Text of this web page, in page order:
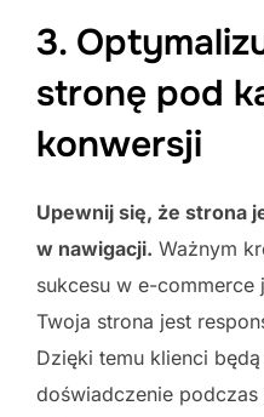
3.
stronę pod
konwersji
Upewnij się, że strona
w nawigacji. Ważnym
sukcesu w e-commerce
Twoja strona jest
Dzięki temu klienci
doświadczenie